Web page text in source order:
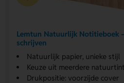
Lemtun Natuurlijk Notitieboek
schrijven
Natuurlijk papier, unieke stijl
Keuze uit meerdere
Drukpositie: voorzijde cover